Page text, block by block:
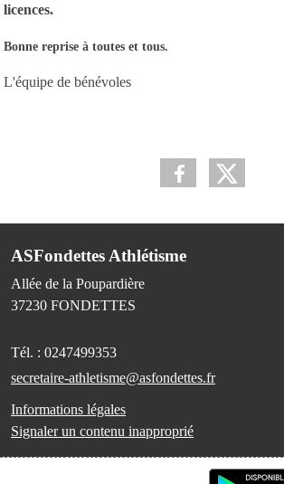
licences.
Bonne reprise à toutes et tous.
L'équipe de bénévoles
ASFondettes Athlétisme
Allée de la Poupardière
37230 FONDETTES
Tél. : 0247499353
secretaire-athletisme@asfondettes.fr
Informations légales
Signaler un contenu inapproprié